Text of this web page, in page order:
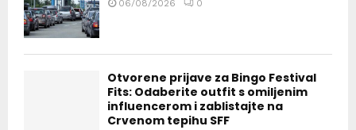
06/08/2026 0
Otvorene prijave za Bingo Festival
Fits: Odaberite outfit s omiljenim
influencerom i zablistajte na
Crvenom tepihu SFF